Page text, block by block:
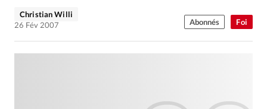
Foi
Christian Willi
26 Fév 2007
Abonnés